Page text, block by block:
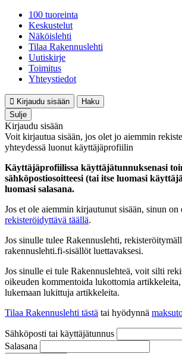
100 tuoreinta
Keskustelut
Näköislehti
Tilaa Rakennuslehti
Uutiskirje
Toimitus
Yhteystiedot
Kirjaudu sisään
Haku
Sulje
Kirjaudu sisään
Voit kirjautua sisään, jos olet jo aiemmin
yhteydessä luonut käyttäjäprofiilin
Käyttäjäprofiilissa käyttäjätunnuksenasi
sähköpostiosoitteesi (tai itse luomasi
luomasi salasana.
Jos et ole aiemmin kirjautunut sisään, sinun on
rekisteröidyttävä täällä.
Jos sinulle tulee Rakennuslehti,
rakennuslehti.fi-sisällöt luettavaksesi.
Jos sinulle ei tule Rakennuslehteä, voit silti
oikeuden kommentoida lukottomia artikkeleita,
lukemaan lukittuja artikkeleita.
Tilaa Rakennuslehti tästä tai hyödynnä
Sähköposti tai käyttäjätunnus
Salasana